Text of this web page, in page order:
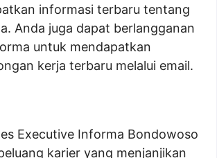
informasi terbaru tentang
Anda juga dapat berlangganan
untuk mendapatkan
kerja terbaru melalui email.
Executive Informa Bondowoso
karier yang menjanjikan